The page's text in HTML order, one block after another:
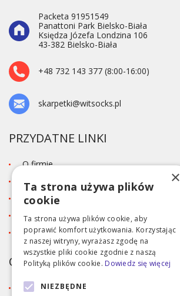
Packeta 91951549
Panattoni Park Bielsko-Biała
Księdza Józefa Londzina 106
43-382 Bielsko-Biała
+48 732 143 377 (8:00-16:00)
skarpetki@witsocks.pl
PRZYDATNE LINKI
O firmie
Blog
Kontakt
Tabela rozmiarów
Polityka prywatności RODO
OBSŁUGA KLIENTA
Regulamin
×
Ta strona używa plików
cookie
Ta strona używa plików cookie, aby
poprawić komfort użytkowania. Korzystając
z naszej witryny, wyrażasz zgodę na
wszystkie pliki cookie zgodnie z naszą
Polityką plików cookie. Dowiedz się więcej
NIEZBĘDNE